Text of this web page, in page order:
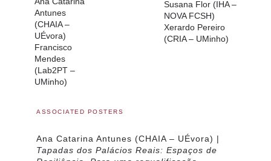
Antunes
(CHAIA –
UÉvora)
Francisco
Mendes
(Lab2PT –
UMinho)
Susana Flor (IHA –
NOVA FCSH)
Xerardo Pereiro
(CRIA – UMinho)
ASSOCIATED POSTERS
Ana Catarina Antunes (CHAIA – UÉvora) |
Tapadas dos Palácios Reais: Espaços de